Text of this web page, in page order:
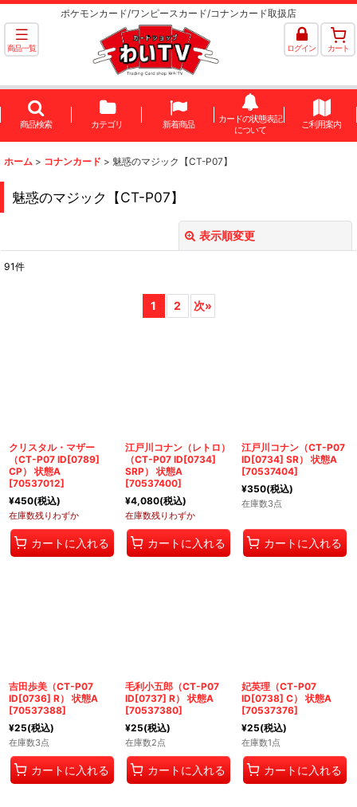
ポケモンカード/ワンピースカード/コナンカード取扱店
商品一覧 ログイン カート
商品検索 カテゴリ 新着商品
カードの状態表記
について
ご利用案内
ホーム > コナンカード > 魅惑のマジック【CT-P07】
魅惑のマジック【CT-P07】
表示順変更
91件
1 2 次»
クリスタル・マザー
（CT-P07 ID[0789]
CP） 状態A
[70537012]
¥450(税込)
在庫数残りわずか
カートに入れる
江戸川コナン（レトロ）
（CT-P07 ID[0734]
SRP） 状態A
[70537400]
¥4,080(税込)
在庫数残りわずか
カートに入れる
江戸川コナン（CT-P07
ID[0734] SR） 状態A
[70537404]
¥350(税込)
在庫数3点
カートに入れる
吉田歩美（CT-P07
ID[0736] R） 状態A
[70537388]
¥25(税込)
在庫数3点
カートに入れる
毛利小五郎（CT-P07
ID[0737] R） 状態A
[70537380]
¥25(税込)
在庫数2点
カートに入れる
妃英理（CT-P07
ID[0738] C） 状態A
[70537376]
¥25(税込)
在庫数1点
カートに入れる